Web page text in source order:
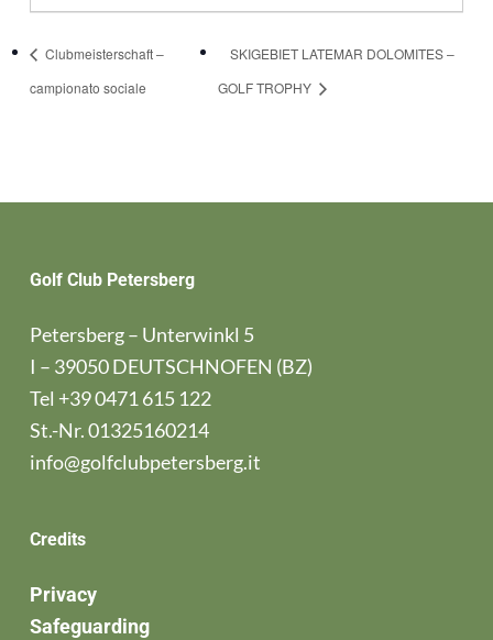
Clubmeisterschaft –
campionato sociale
SKIGEBIET LATEMAR DOLOMITES –
GOLF TROPHY
Golf Club Petersberg
Petersberg – Unterwinkl 5
I – 39050 DEUTSCHNOFEN (BZ)
Tel +39 0471 615 122
St.-Nr. 01325160214
info@golfclubpetersberg.it
Credits
Privacy
Safeguarding